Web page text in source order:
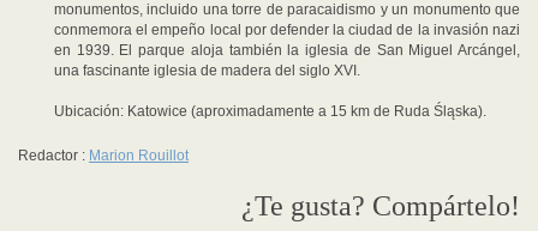
monumentos, incluido una torre de paracaidismo y un monumento que
conmemora el empeño local por defender la ciudad de la invasión nazi
en 1939. El parque aloja también la iglesia de San Miguel Arcángel,
una fascinante iglesia de madera del siglo XVI.
Ubicación: Katowice (aproximadamente a 15 km de Ruda Śląska).
Redactor : Marion Rouillot
¿Te gusta? Compártelo!